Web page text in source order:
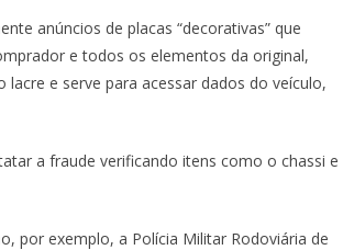
anúncios de placas “decorativas” que
e todos os elementos da original,
e serve para acessar dados do veículo,
a fraude verificando itens como o chassi e
por exemplo, a Polícia Militar Rodoviária de